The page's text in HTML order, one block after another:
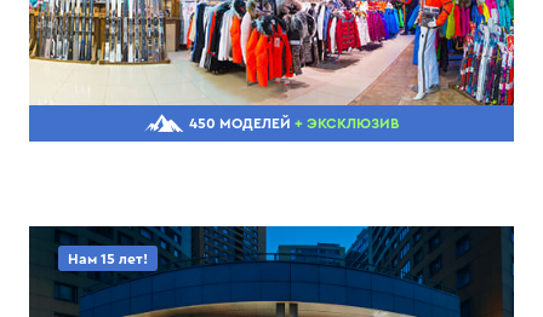
450 МОДЕЛЕЙ + ЭКСКЛЮЗИВ
Нам 15 лет!